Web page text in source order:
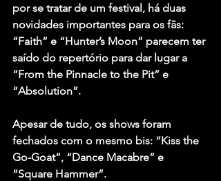
por se tratar de um festival, há duas
novidades importantes para os fãs:
“Faith” e “Hunter’s Moon” parecem ter
saído do repertório para dar lugar a
“From the Pinnacle to the Pit” e
“Absolution”.
Apesar de tudo, os shows foram
fechados com o mesmo bis: “Kiss the
Go-Goat”, “Dance Macabre” e
“Square Hammer”.